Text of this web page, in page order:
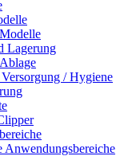
Lagerung
/ Hygiene
Anwendungsbereiche